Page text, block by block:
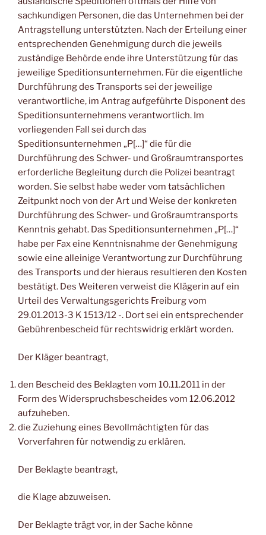
sachkundigen Personen, die das Unternehmen bei der
Antragstellung unterstützten. Nach der Erteilung einer
entsprechenden Genehmigung durch die jeweils
zuständige Behörde ende ihre Unterstützung für das
jeweilige Speditionsunternehmen. Für die eigentliche
Durchführung des Transports sei der jeweilige
verantwortliche, im Antrag aufgeführte Disponent des
Speditionsunternehmens verantwortlich. Im
vorliegenden Fall sei durch das
Speditionsunternehmen „P[…]“ die für die
Durchführung des Schwer- und Großraumtransportes
erforderliche Begleitung durch die Polizei beantragt
worden. Sie selbst habe weder vom tatsächlichen
Zeitpunkt noch von der Art und Weise der konkreten
Durchführung des Schwer- und Großraumtransports
Kenntnis gehabt. Das Speditionsunternehmen „P[…]“
habe per Fax eine Kenntnisnahme der Genehmigung
sowie eine alleinige Verantwortung zur Durchführung
des Transports und der hieraus resultieren den Kosten
bestätigt. Des Weiteren verweist die Klägerin auf ein
Urteil des Verwaltungsgerichts Freiburg vom
29.01.2013-3 K 1513/12 -. Dort sei ein entsprechender
Gebührenbescheid für rechtswidrig erklärt worden.
Der Kläger beantragt,
den Bescheid des Beklagten vom 10.11.2011 in der
Form des Widerspruchsbescheides vom 12.06.2012
aufzuheben.
die Zuziehung eines Bevollmächtigten für das
Vorverfahren für notwendig zu erklären.
Der Beklagte beantragt,
die Klage abzuweisen.
Der Beklagte trägt vor, in der Sache könne